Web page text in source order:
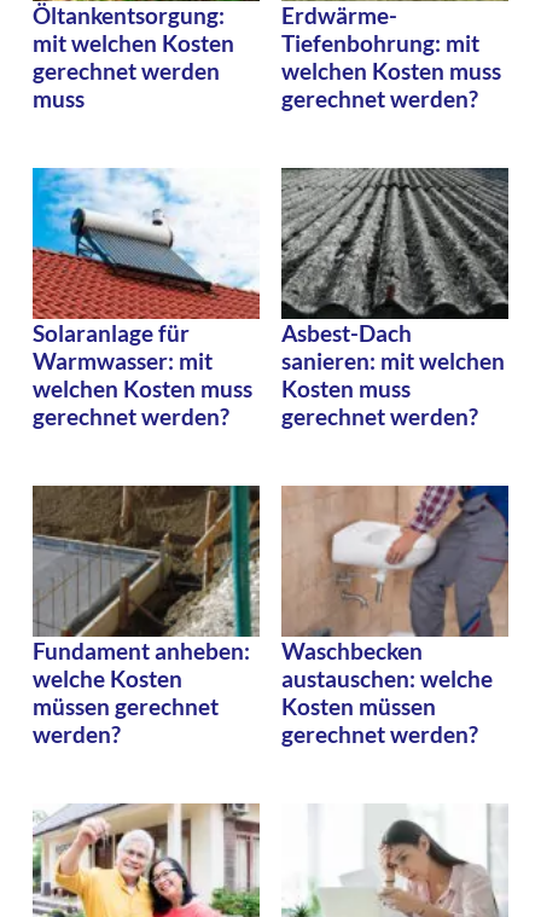
Öltankentsorgung:
mit welchen Kosten
gerechnet werden
muss
Erdwärme-
Tiefenbohrung: mit
welchen Kosten muss
gerechnet werden?
Solaranlage für
Warmwasser: mit
welchen Kosten muss
gerechnet werden?
Asbest-Dach
sanieren: mit welchen
Kosten muss
gerechnet werden?
Fundament anheben:
welche Kosten
müssen gerechnet
werden?
Waschbecken
austauschen: welche
Kosten müssen
gerechnet werden?